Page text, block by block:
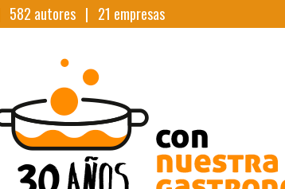
582 autores | 21 empresas